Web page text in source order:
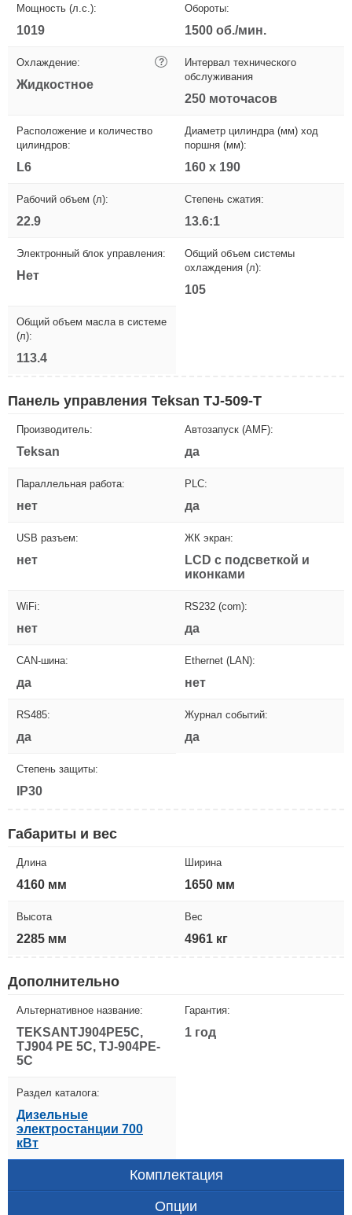
Мощность (л.с.):
1019
Обороты:
1500 об./мин.
Охлаждение: ?
Жидкостное
Интервал технического
обслуживания
250 моточасов
Расположение и количество
цилиндров:
L6
Диаметр цилиндра (мм) ход
поршня (мм):
160 х 190
Рабочий объем (л):
22.9
Степень сжатия:
13.6:1
Электронный блок управления:
Нет
Общий объем системы
охлаждения (л):
105
Общий объем масла в системе
(л):
113.4
Панель управления Teksan TJ-509-T
Производитель:
Teksan
Автозапуск (AMF):
да
Параллельная работа:
нет
PLC:
да
USB разъем:
нет
ЖК экран:
LCD с подсветкой и
иконками
WiFi:
нет
RS232 (com):
да
CAN-шина:
да
Ethernet (LAN):
нет
RS485:
да
Журнал событий:
да
Степень защиты:
IP30
Габариты и вес
Длина
4160 мм
Ширина
1650 мм
Высота
2285 мм
Вес
4961 кг
Дополнительно
Альтернативное название:
TEKSANTJ904PE5C,
TJ904 PE 5C, TJ-904PE-
5C
Гарантия:
1 год
Раздел каталога:
Дизельные
электростанции 700
кВт
Комплектация
Опции